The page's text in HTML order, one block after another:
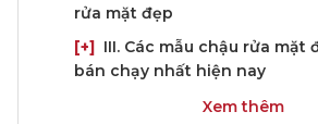
rửa mặt đẹp
[+] III. Các mẫu chậu rửa mặt
bán chạy nhất hiện nay
Xem thêm